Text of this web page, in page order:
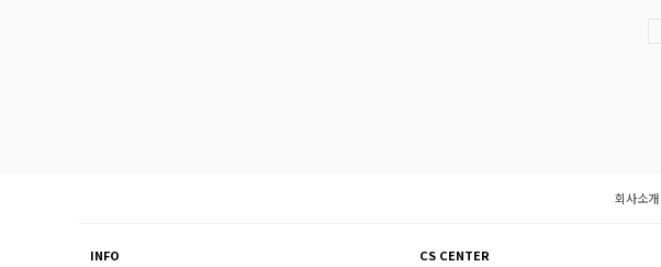
회사소개
INFO
CS CENTER